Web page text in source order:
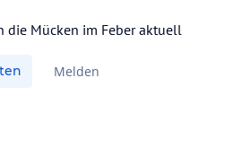
die Mücken im Feber aktuell
Melden